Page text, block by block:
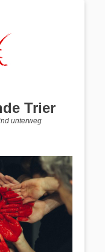
Trier
unterweg